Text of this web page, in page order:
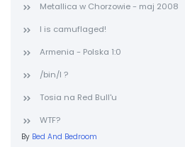
Metallica w Chorzowie - maj 2008
I is camuflaged!
Armenia - Polska 1:0
/bin/l ?
Tosia na Red Bull'u
WTF?
By Bed And Bedroom